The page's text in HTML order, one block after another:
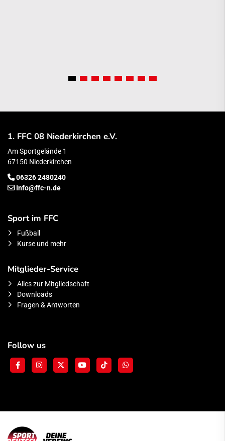
1. FFC 08 Niederkirchen e.V.
Am Sportgelände 1
67150 Niederkirchen
06326 2480240
Info@ffc-n.de
Sport im FFC
Fußball
Kurse und mehr
Mitglieder-Service
Alles zur Mitgliedschaft
Downloads
Fragen & Antworten
Follow us